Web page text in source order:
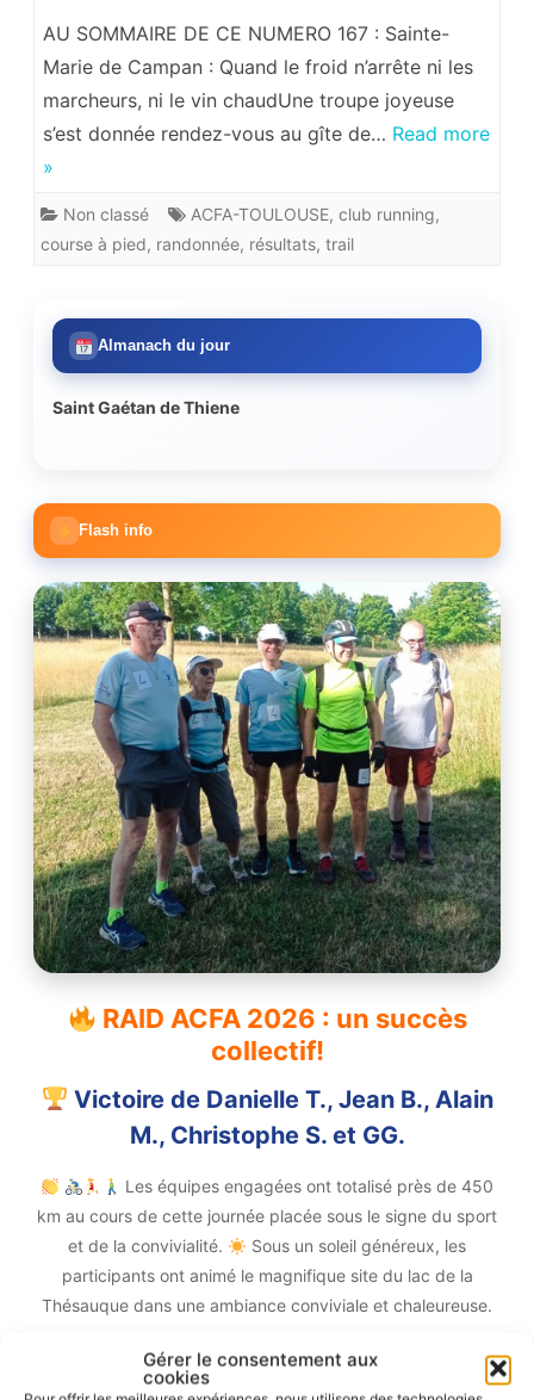
Gérer le consentement aux
cookies
AU SOMMAIRE DE CE NUMERO 167 : Sainte-
Marie de Campan : Quand le froid n’arrête ni les
marcheurs, ni le vin chaudUne troupe joyeuse
s’est donnée rendez-vous au gîte de… Read more
»
Non classé ACFA-TOULOUSE, club running,
course à pied, randonnée, résultats, trail
Almanach du jour
Saint Gaétan de Thiene
Flash info
RAID ACFA 2026 : un succès
collectif!
Victoire de Danielle T., Jean B., Alain
M., Christophe S. et GG.
Les équipes engagées ont totalisé près de 450
km au cours de cette journée placée sous le signe du sport
et de la convivialité.
Sous un soleil généreux, les
participants ont animé le magnifique site du lac de la
Thésauque dans une ambiance conviviale et chaleureuse.